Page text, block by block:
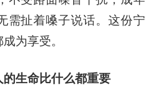
需扯着嗓子说话。这份宁
为享受。
生命比什么都重要